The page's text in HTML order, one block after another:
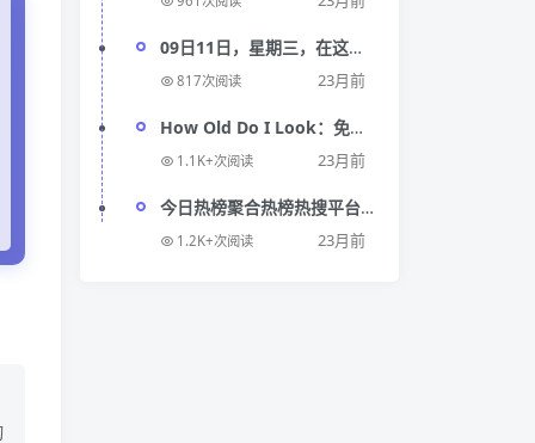
09日11日，星期三，在这里
每天60秒读懂世界！
817次阅读 23月前
How Old Do I Look：免费
AI 面部年龄检测仪
1.1K+次阅读 23月前
今日热榜聚合热榜热搜平台
汇聚全网热点
1.2K+次阅读 23月前